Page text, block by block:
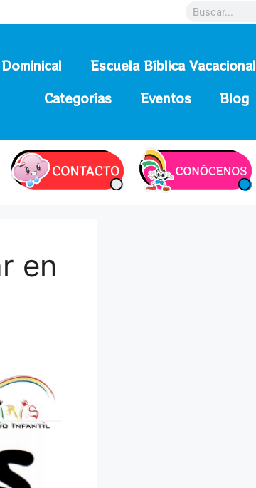
Escuela Bíblica Vacacional
Categorías
Eventos Blog
en